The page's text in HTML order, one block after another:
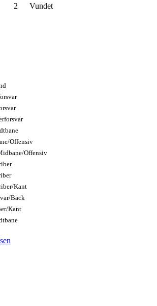
2 Vundet
Offensiv
Offensiv
Kant
Back
Kant